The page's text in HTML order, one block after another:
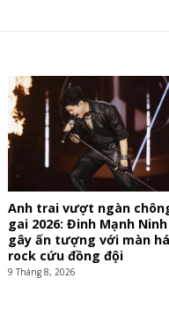
Anh trai vượt ngàn
gai 2026: Đinh Mạnh Ninh
gây ấn tượng với màn
rock cứu đồng đội
9 Tháng 8, 2026